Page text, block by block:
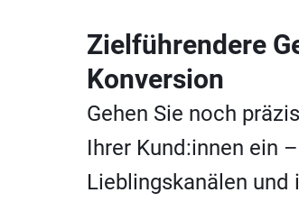
Zielführendere
Konversion
Gehen Sie noch
Ihrer Kund:innen ein
Lieblingskanälen